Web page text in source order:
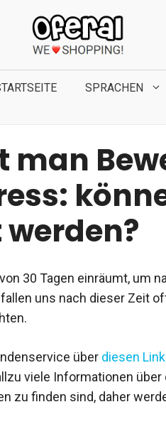
SPRACHEN
man
30 Tagen einräumt, um
uns nach dieser Zeit
über diesen Link
viele Informationen
zu finden sind, daher